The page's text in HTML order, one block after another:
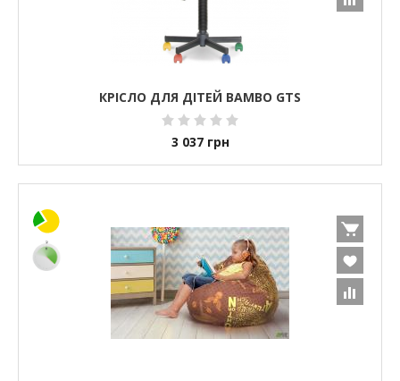
КРІСЛО ДЛЯ ДІТЕЙ BAMBO GTS
3 037 грн